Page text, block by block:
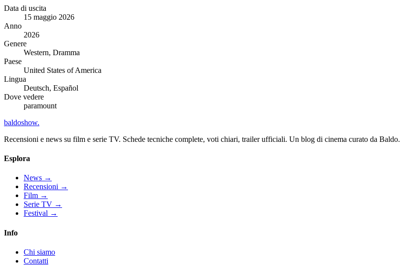
Data di uscita
15 maggio 2026
Anno
2026
Genere
Western, Dramma
Paese
United States of America
Lingua
Deutsch, Español
Dove vedere
paramount
baldoshow.
Recensioni e news su film e serie TV. Schede tecniche complete, voti chiari, trailer ufficiali. Un blog di cinema curato da Baldo.
Esplora
News →
Recensioni →
Film →
Serie TV →
Festival →
Info
Chi siamo
Contatti